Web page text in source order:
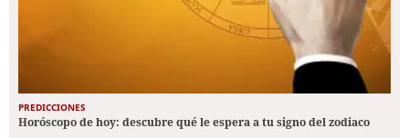
PREDICCIONES
Horóscopo de hoy: descubre qué le espera a tu signo del zodiaco